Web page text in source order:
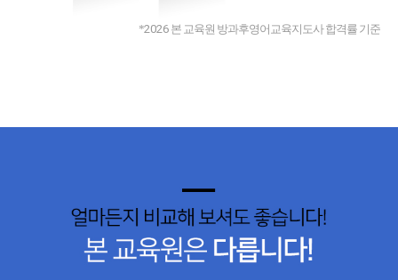
*2026 본 교육원 방과후영어교육지도사 합격률 기준